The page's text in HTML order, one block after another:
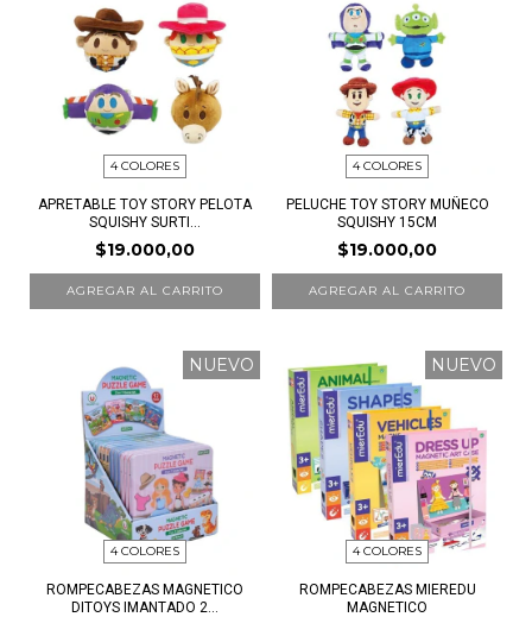
4 COLORES
APRETABLE TOY STORY PELOTA
SQUISHY SURTI...
$19.000,00
AGREGAR AL CARRITO
4 COLORES
PELUCHE TOY STORY MUÑECO
SQUISHY 15CM
$19.000,00
AGREGAR AL CARRITO
NUEVO
4 COLORES
ROMPECABEZAS MAGNETICO
DITOYS IMANTADO 2...
NUEVO
4 COLORES
ROMPECABEZAS MIEREDU
MAGNETICO